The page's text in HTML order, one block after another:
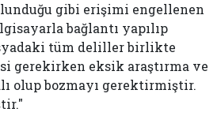
gibi erişimi engellenen
bağlantı yapılıp
tüm deliller birlikte
gerekirken eksik araştırma ve
olup bozmayı gerektirmiştir.